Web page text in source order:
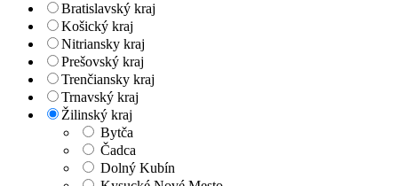
Bratislavský kraj
Košický kraj
Nitriansky kraj
Prešovský kraj
Trenčiansky kraj
Trnavský kraj
Žilinský kraj
Bytča
Čadca
Dolný Kubín